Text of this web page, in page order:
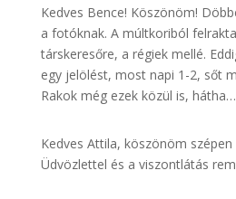
Kedves Bence! Köszönöm!
a fotóknak. A múltkoriból
társkeresőre, a régiek mellé.
egy jelölést, most napi 1-2, sőt
Rakok még ezek közül is,
Kedves Attila, köszönöm
Üdvözlettel és a viszontlátás